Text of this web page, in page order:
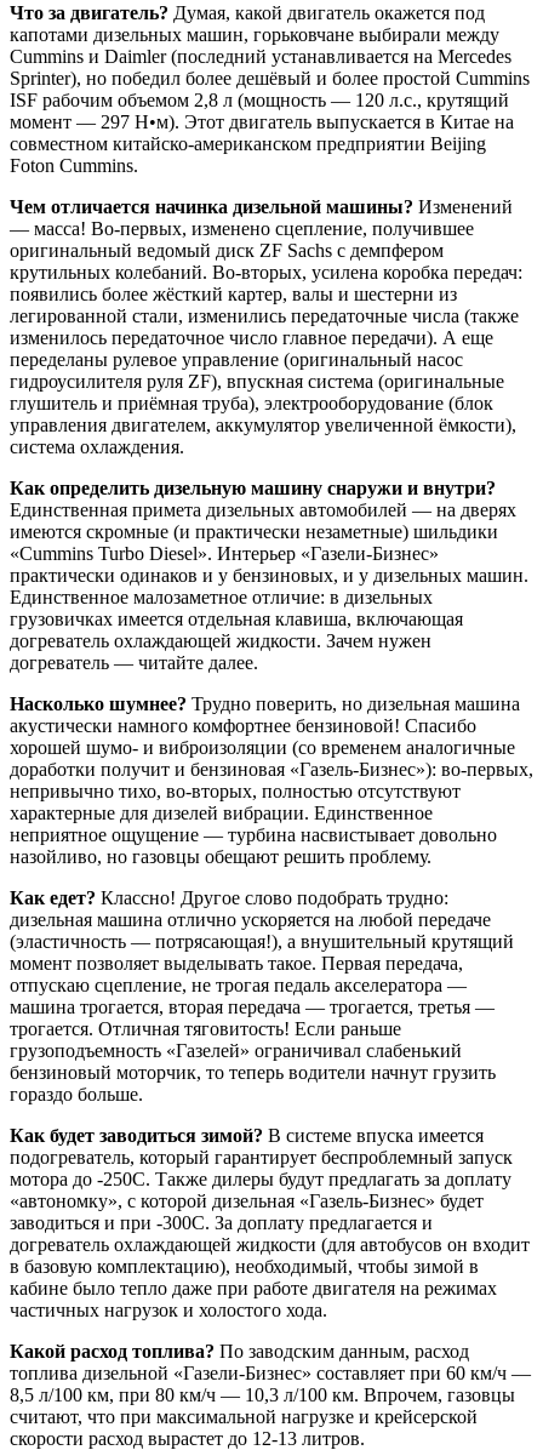
Что за двигатель? Думая, какой двигатель окажется под
капотами дизельных машин, горьковчане выбирали между
Cummins и Daimler (последний устанавливается на Mercedes
Sprinter), но победил более дешёвый и более простой Cummins
ISF рабочим объемом 2,8 л (мощность — 120 л.с., крутящий
момент — 297 Н•м). Этот двигатель выпускается в Китае на
совместном китайско-американском предприятии Beijing
Foton Cummins.
Чем отличается начинка дизельной машины? Изменений
— масса! Во-первых, изменено сцепление, получившее
оригинальный ведомый диск ZF Sachs с демпфером
крутильных колебаний. Во-вторых, усилена коробка передач:
появились более жёсткий картер, валы и шестерни из
легированной стали, изменились передаточные числа (также
изменилось передаточное число главное передачи). А еще
переделаны рулевое управление (оригинальный насос
гидроусилителя руля ZF), впускная система (оригинальные
глушитель и приёмная труба), электрооборудование (блок
управления двигателем, аккумулятор увеличенной ёмкости),
система охлаждения.
Как определить дизельную машину снаружи и внутри?
Единственная примета дизельных автомобилей — на дверях
имеются скромные (и практически незаметные) шильдики
«Cummins Turbo Diesel». Интерьер «Газели-Бизнес»
практически одинаков и у бензиновых, и у дизельных машин.
Единственное малозаметное отличие: в дизельных
грузовичках имеется отдельная клавиша, включающая
догреватель охлаждающей жидкости. Зачем нужен
догреватель — читайте далее.
Насколько шумнее? Трудно поверить, но дизельная машина
акустически намного комфортнее бензиновой! Спасибо
хорошей шумо- и виброизоляции (со временем аналогичные
доработки получит и бензиновая «Газель-Бизнес»): во-первых,
непривычно тихо, во-вторых, полностью отсутствуют
характерные для дизелей вибрации. Единственное
неприятное ощущение — турбина насвистывает довольно
назойливо, но газовцы обещают решить проблему.
Как едет? Классно! Другое слово подобрать трудно:
дизельная машина отлично ускоряется на любой передаче
(эластичность — потрясающая!), а внушительный крутящий
момент позволяет выделывать такое. Первая передача,
отпускаю сцепление, не трогая педаль акселератора —
машина трогается, вторая передача — трогается, третья —
трогается. Отличная тяговитость! Если раньше
грузоподъемность «Газелей» ограничивал слабенький
бензиновый моторчик, то теперь водители начнут грузить
гораздо больше.
Как будет заводиться зимой? В системе впуска имеется
подогреватель, который гарантирует беспроблемный запуск
мотора до -250С. Также дилеры будут предлагать за доплату
«автономку», с которой дизельная «Газель-Бизнес» будет
заводиться и при -300С. За доплату предлагается и
догреватель охлаждающей жидкости (для автобусов он входит
в базовую комплектацию), необходимый, чтобы зимой в
кабине было тепло даже при работе двигателя на режимах
частичных нагрузок и холостого хода.
Какой расход топлива? По заводским данным, расход
топлива дизельной «Газели-Бизнес» составляет при 60 км/ч —
8,5 л/100 км, при 80 км/ч — 10,3 л/100 км. Впрочем, газовцы
считают, что при максимальной нагрузке и крейсерской
скорости расход вырастет до 12-13 литров.